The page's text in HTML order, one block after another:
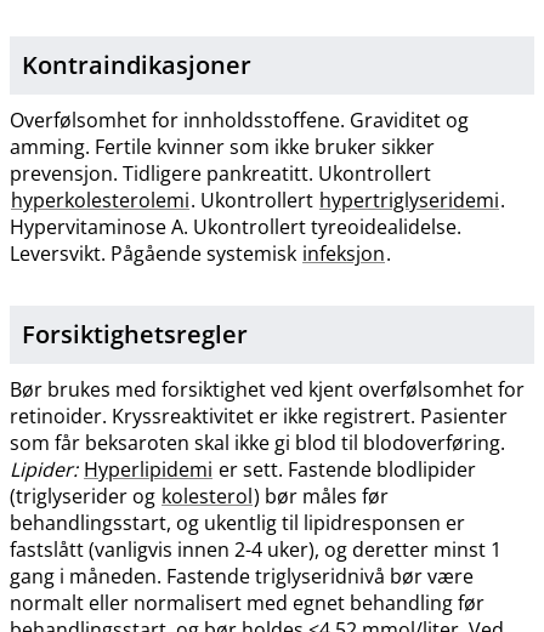
Kontraindikasjoner
Overfølsomhet for innholdsstoffene. Graviditet og
amming. Fertile kvinner som ikke bruker sikker
prevensjon. Tidligere pankreatitt. Ukontrollert
hyperkolesterolemi. Ukontrollert hypertriglyseridemi.
Hypervitaminose A. Ukontrollert tyreoidealidelse.
Leversvikt. Pågående systemisk infeksjon.
Forsiktighetsregler
Bør brukes med forsiktighet ved kjent overfølsomhet for
retinoider. Kryssreaktivitet er ikke registrert. Pasienter
som får beksaroten skal ikke gi blod til blodoverføring.
Lipider: Hyperlipidemi er sett. Fastende blodlipider
(triglyserider og kolesterol) bør måles før
behandlingsstart, og ukentlig til lipidresponsen er
fastslått (vanligvis innen 2-4 uker), og deretter minst 1
gang i måneden. Fastende triglyseridnivå bør være
normalt eller normalisert med egnet behandling før